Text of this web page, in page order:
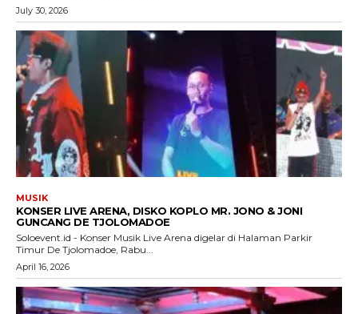
July 30, 2026
MUSIK
KONSER LIVE ARENA, DISKO KOPLO MR. JONO & JONI
GUNCANG DE TJOLOMADOE
Soloevent.id - Konser Musik Live Arena digelar di Halaman Parkir
Timur De Tjolomadoe, Rabu...
April 16, 2026